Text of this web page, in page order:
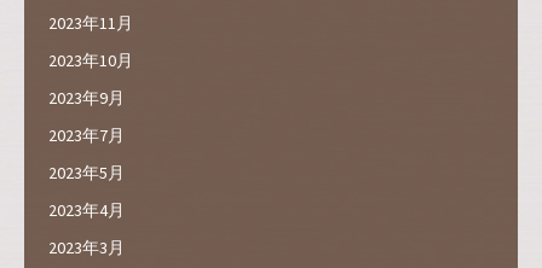
2023年11月
2023年10月
2023年9月
2023年7月
2023年5月
2023年4月
2023年3月